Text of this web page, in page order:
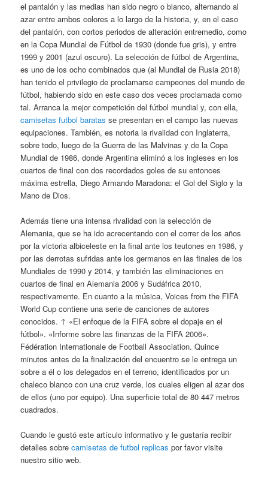
el pantalón y las medias han sido negro o blanco, alternando al
azar entre ambos colores a lo largo de la historia, y, en el caso
del pantalón, con cortos periodos de alteración entremedio, como
en la Copa Mundial de Fútbol de 1930 (donde fue gris), y entre
1999 y 2001 (azul oscuro). La selección de fútbol de Argentina,
es uno de los ocho combinados que (al Mundial de Rusia 2018)
han tenido el privilegio de proclamarse campeones del mundo de
fútbol, habiendo sido en este caso dos veces proclamada como
tal. Arranca la mejor competición del fútbol mundial y, con ella,
camisetas futbol baratas se presentan en el campo las nuevas
equipaciones. También, es notoria la rivalidad con Inglaterra,
sobre todo, luego de la Guerra de las Malvinas y de la Copa
Mundial de 1986, donde Argentina eliminó a los ingleses en los
cuartos de final con dos recordados goles de su entonces
máxima estrella, Diego Armando Maradona: el Gol del Siglo y la
Mano de Dios.
Además tiene una intensa rivalidad con la selección de
Alemania, que se ha ido acrecentando con el correr de los años
por la victoria albiceleste en la final ante los teutones en 1986, y
por las derrotas sufridas ante los germanos en las finales de los
Mundiales de 1990 y 2014, y también las eliminaciones en
cuartos de final en Alemania 2006 y Sudáfrica 2010,
respectivamente. En cuanto a la música, Voices from the FIFA
World Cup contiene una serie de canciones de autores
conocidos. ↑ «El enfoque de la FIFA sobre el dopaje en el
fútbol». «Informe sobre las finanzas de la FIFA 2006».
Fédération Internationale de Football Association. Quince
minutos antes de la finalización del encuentro se le entrega un
sobre a él o los delegados en el terreno, identificados por un
chaleco blanco con una cruz verde, los cuales eligen al azar dos
de ellos (uno por equipo). Una superficie total de 80 447 metros
cuadrados.
Cuando le gustó este artículo informativo y le gustaría recibir
detalles sobrecamisetas de futbol replicas por favor visite
nuestro sitio web.